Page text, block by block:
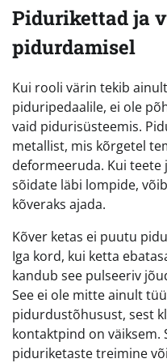
Pidurikettad ja
pidurdamisel
Kui rooli värin tekib
piduripedaalile, ei ole
vaid pidurisüsteemis.
metallist, mis kõrgetel
deformeeruda. Kui
sõidate läbi lompide,
kõveraks ajada.
Kõver ketas ei puutu
Iga kord, kui ketta
kandub see pulseeriv
See ei ole mitte ainult
pidurdustõhusust, sest
kontaktpind on väiksem.
piduriketaste treimine